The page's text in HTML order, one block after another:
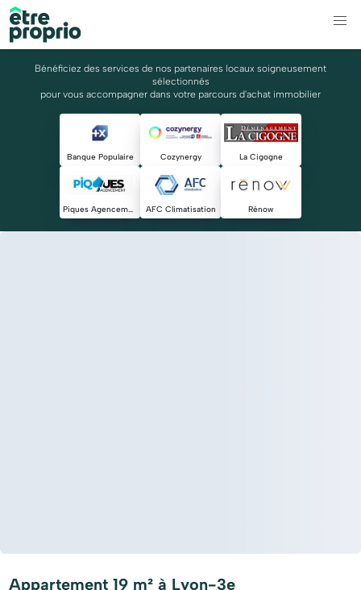
Bénéficiez des services de nos partenaires locaux soigneusement
sélectionnés
pour vous accompagner dans votre parcours d'achat immobilier
Banque Populaire Cozynergy La Cigogne
Piques Agencement AFC Climatisation Rénow
Appartement 19 m² à Lyon-3e